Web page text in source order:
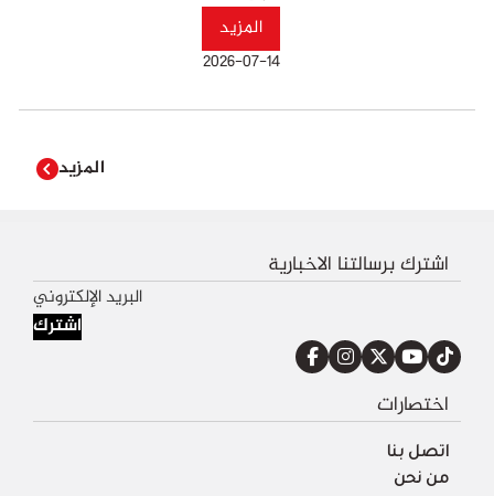
المزيد
2026-07-14
المزيد
اشترك برسالتنا الاخبارية
اشترك
اختصارات
اتصل بنا
من نحن